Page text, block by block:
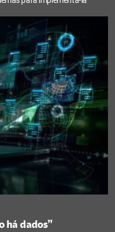
há dados”